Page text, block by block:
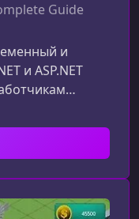
Guide
и
и ASP.NET
создавать
как
так и